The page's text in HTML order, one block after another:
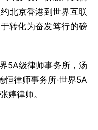
北京香港到世界互联
转化为奋发笃行的磅
5A级律师事务所，汤
恒律师事务所·世界5A
婷律师。